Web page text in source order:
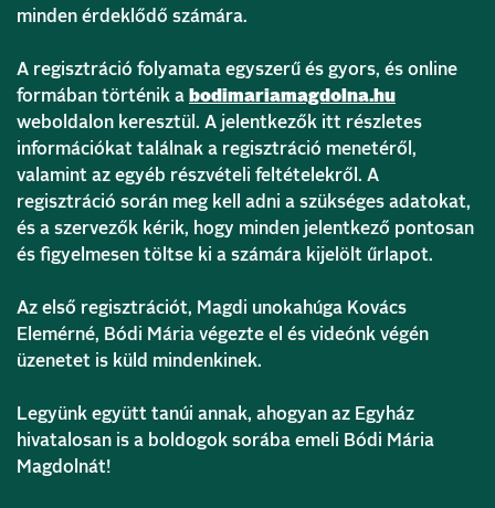
minden érdeklődő számára.
A regisztráció folyamata egyszerű és gyors, és online
formában történik a bodimariamagdolna.hu
weboldalon keresztül. A jelentkezők itt részletes
információkat találnak a regisztráció menetéről,
valamint az egyéb részvételi feltételekről. A
regisztráció során meg kell adni a szükséges adatokat,
és a szervezők kérik, hogy minden jelentkező pontosan
és figyelmesen töltse ki a számára kijelölt űrlapot.
Az első regisztrációt, Magdi unokahúga Kovács
Elemérné, Bódi Mária végezte el és videónk végén
üzenetet is küld mindenkinek.
Legyünk együtt tanúi annak, ahogyan az Egyház
hivatalosan is a boldogok sorába emeli Bódi Mária
Magdolnát!